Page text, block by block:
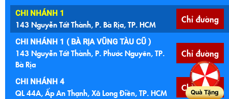
CHI NHÁNH 1
143 Nguyễn Tất Thành, P. Bà Rịa, TP. HCM Chỉ đường
CHI NHÁNH 1 ( BÀ RỊA VŨNG TÀU CŨ )
143 Nguyễn Tất Thành, P. Phước Nguyên, TP.
Bà Rịa
Chỉ đường
CHI NHÁNH 4
QL 44A, Ấp An Thạnh, Xã Long Điền, TP. HCM Chỉ đường
Quà Tặng